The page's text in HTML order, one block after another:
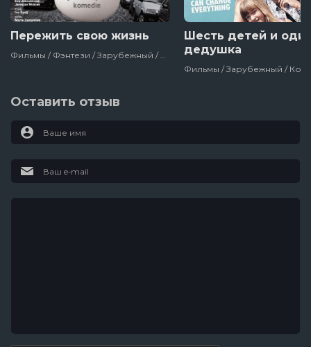
Пережить свою жизнь
Шесть детей и
дедушка
Оставить отзыв